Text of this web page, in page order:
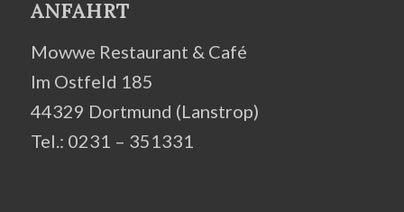
ANFAHRT
Mowwe Restaurant & Café
Im Ostfeld 185
44329 Dortmund (Lanstrop)
Tel.: 0231 – 351331